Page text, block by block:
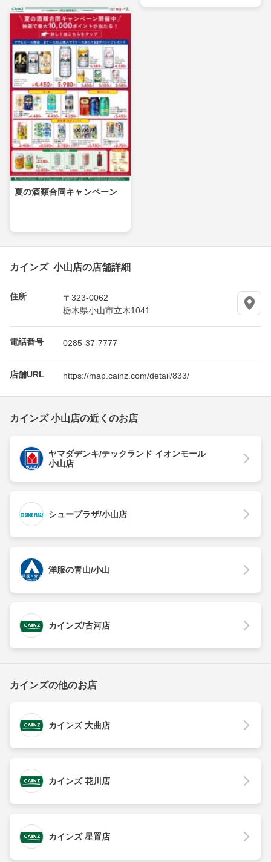
夏の酒類合同キャンペーン
カインズ 小山店の店舗詳細
住所
〒323-0062
栃木県小山市立木1041
電話番号 0285-37-7777
店舗URL https://map.cainz.com/detail/833/
カインズ 小山店の近くのお店
ヤマダデンキ/テックランド イオンモール
小山店
シュープラザ/小山店
洋服の青山/小山
カインズ/古河店
カインズの他のお店
カインズ 大曲店
カインズ 花川店
カインズ 星置店